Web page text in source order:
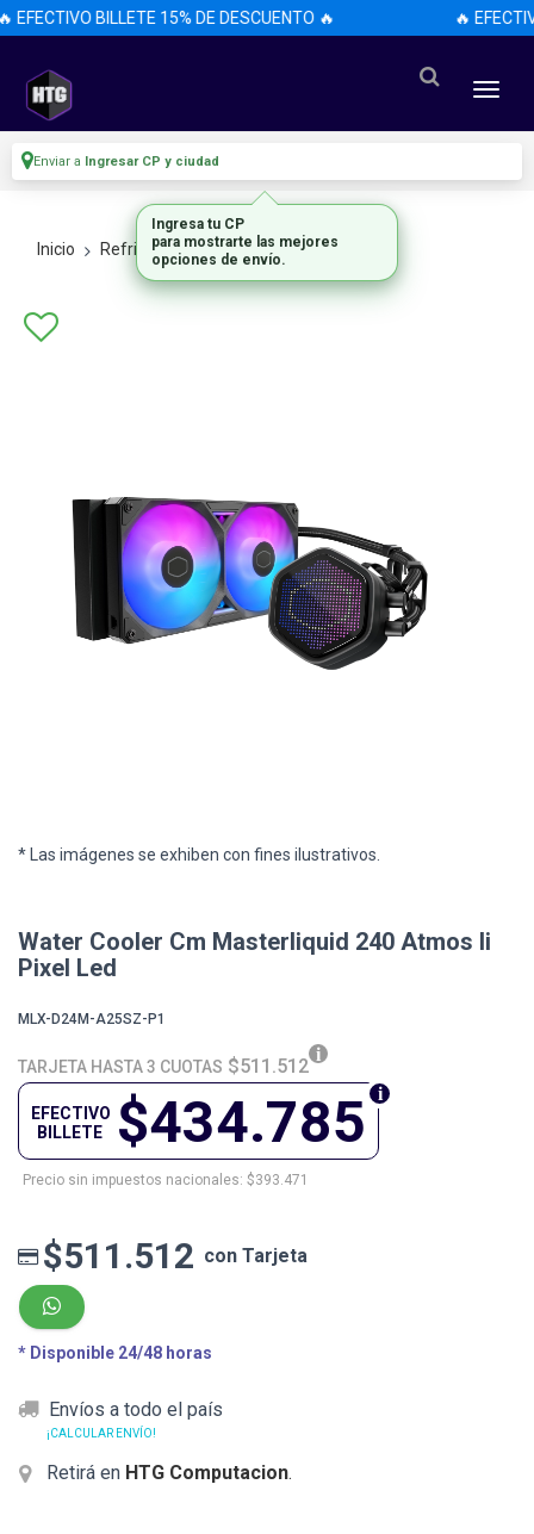
EFECTIVO BILLETE 15% DE DESCUENTO 🔥 🔥
Enviar a Ingresar CP y ciudad
Inicio Refrigeracion Aire
* Las imágenes se exhiben con fines ilustrativos.
Water Cooler Cm Masterliquid 240 Atmos Ii
Pixel Led
MLX-D24M-A25SZ-P1
TARJETA HASTA 3 CUOTAS $511.512
$434.785
EFECTIVO
BILLETE
Precio sin impuestos nacionales: $393.471
$511.512 con Tarjeta
* Disponible 24/48 horas
Envíos a todo el país
¡CALCULAR ENVÍO!
Retirá en HTG Computacion.
Ingresa tu CP
para mostrarte las mejores
opciones de envío.